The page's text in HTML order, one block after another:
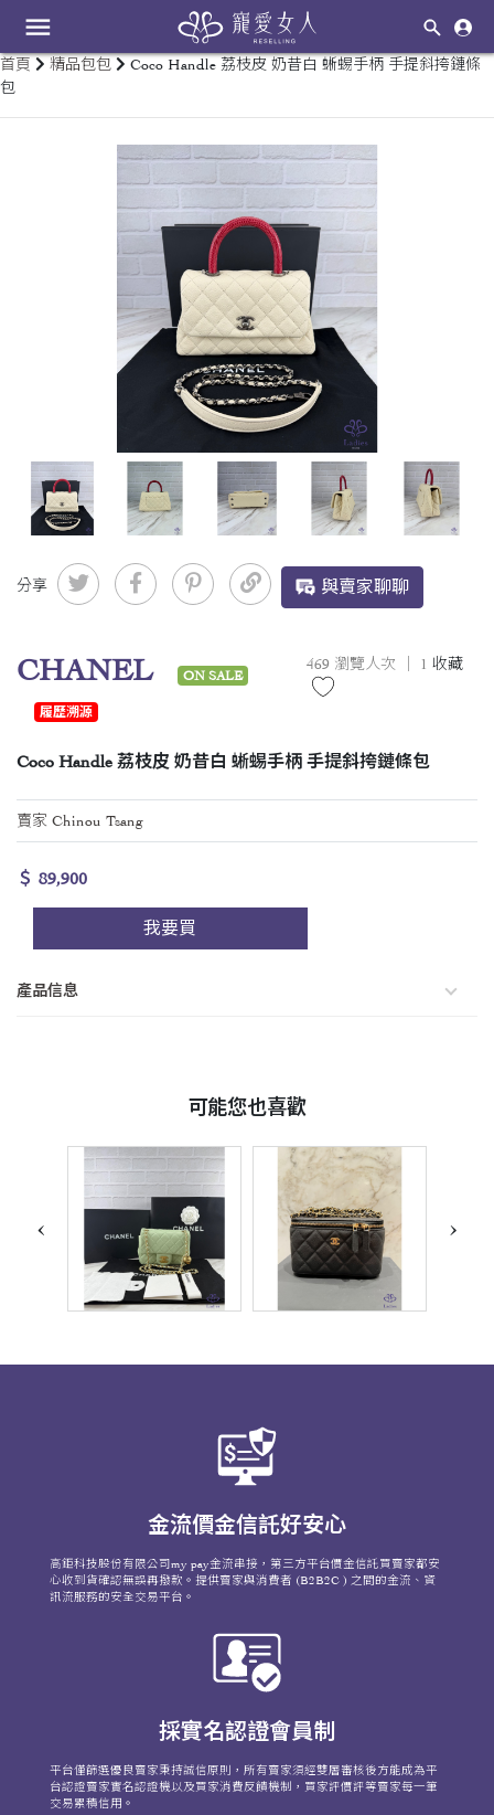
menu
首頁 精品包包
Coco Handle 荔枝皮 奶昔白 蜥蜴手柄 手提斜挎鏈條
包
分享 與賣家聊聊
CHANEL ON SALE
履歷溯源
469 瀏覽人次 ｜ 1 收藏
Coco Handle 荔枝皮 奶昔白 蜥蜴手柄 手提斜挎鏈條包
賣家 Chinou Tsang
＄ 89,900
我要買
產品信息
可能您也喜歡
‹ ›
金流價金信託好安心
高鉅科技股份有限公司my pay金流串接，第三方平台價金信託買賣家都安
心收到貨確認無誤再撥款。提供賣家與消費者 (B2B2C ) 之間的金流、資
訊流服務的安全交易平台。
採實名認證會員制
平台僅篩選優良賣家秉持誠信原則，所有賣家須經雙層審核後方能成為平
台認證賣家實名認證機以及買家消費反饋機制，買家評價評等賣家每一筆
交易累積信用。